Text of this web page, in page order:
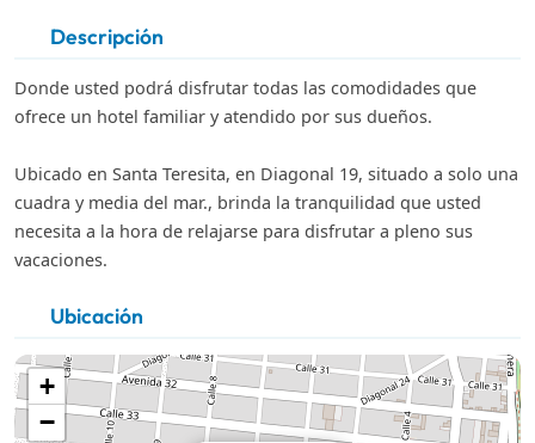
Descripción
Donde usted podrá disfrutar todas las comodidades que
ofrece un hotel familiar y atendido por sus dueños.
Ubicado en Santa Teresita, en Diagonal 19, situado a solo una
cuadra y media del mar., brinda la tranquilidad que usted
necesita a la hora de relajarse para disfrutar a pleno sus
vacaciones.
Ubicación
+
−